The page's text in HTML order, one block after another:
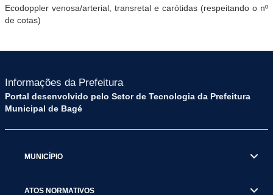
Ecodoppler venosa/arterial, transretal e carótidas (respeitando o nº
de cotas)
Informações da Prefeitura
Portal desenvolvido pelo Setor de Tecnologia da Prefeitura
Municipal de Bagé
MUNICÍPIO
ATOS NORMATIVOS